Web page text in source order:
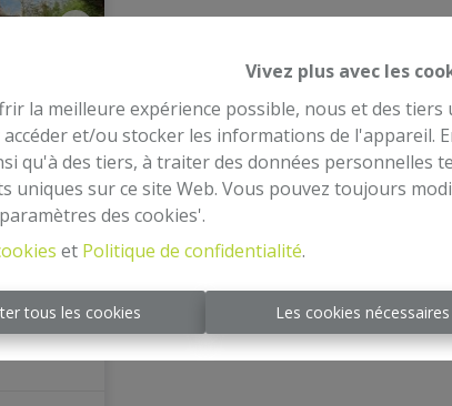
Vivez plus avec les
la meilleure expérience possible, nous et des
et/ou stocker les informations de l'appareil.
qu'à des tiers, à traiter des données personnelles
uniques sur ce site Web. Vous pouvez toujours
des cookies'.
et Politique de confidentialité.
tous les cookies Les cookies nécessaires